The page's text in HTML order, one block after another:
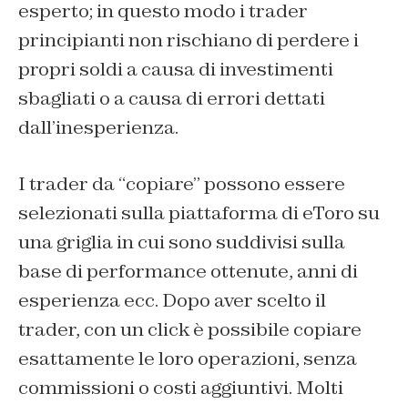
esperto; in questo modo i trader
principianti non rischiano di perdere i
propri soldi a causa di investimenti
sbagliati o a causa di errori dettati
dall’inesperienza.
I trader da “copiare” possono essere
selezionati sulla piattaforma di eToro su
una griglia in cui sono suddivisi sulla
base di performance ottenute, anni di
esperienza ecc. Dopo aver scelto il
trader, con un click è possibile copiare
esattamente le loro operazioni, senza
commissioni o costi aggiuntivi. Molti